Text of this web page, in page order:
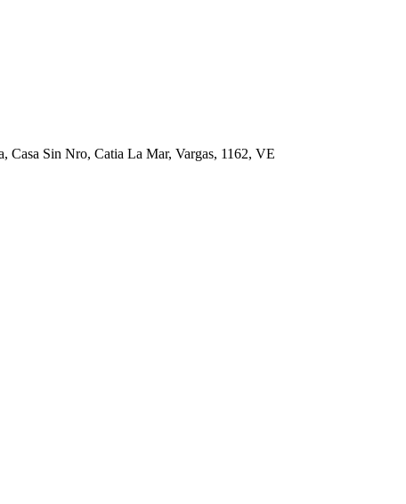
Casa Sin Nro, Catia La Mar, Vargas, 1162, VE